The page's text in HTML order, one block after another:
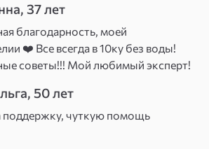
которые влияют на его
и заканчивая тем, что
чувствует себя
свое имя на то, о котором
37 лет
благодарность, моей
❤️ Все всегда в 10ку без воды!
советы!!! Мой любимый эксперт!
50 лет
поддержку, чуткую помощь